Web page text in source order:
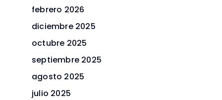
febrero 2026
diciembre 2025
octubre 2025
septiembre 2025
agosto 2025
julio 2025